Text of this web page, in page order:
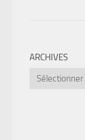
ARCHIVES
Archives